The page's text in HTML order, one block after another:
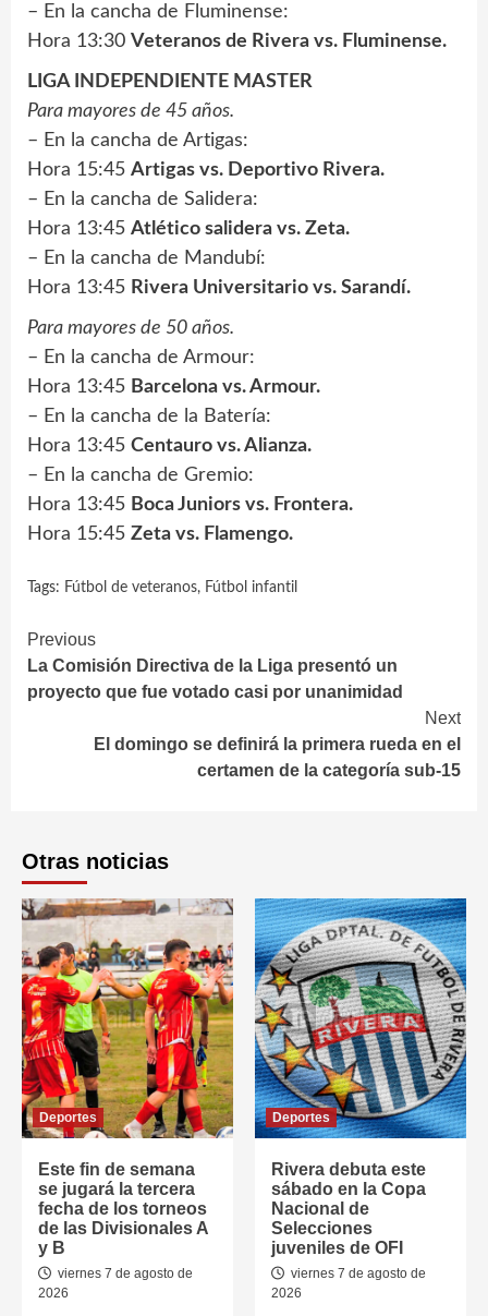
– En la cancha de Fluminense:
Hora 13:30 Veteranos de Rivera vs. Fluminense.
LIGA INDEPENDIENTE MASTER
Para mayores de 45 años.
– En la cancha de Artigas:
Hora 15:45 Artigas vs. Deportivo Rivera.
– En la cancha de Salidera:
Hora 13:45 Atlético salidera vs. Zeta.
– En la cancha de Mandubí:
Hora 13:45 Rivera Universitario vs. Sarandí.
Para mayores de 50 años.
– En la cancha de Armour:
Hora 13:45 Barcelona vs. Armour.
– En la cancha de la Batería:
Hora 13:45 Centauro vs. Alianza.
– En la cancha de Gremio:
Hora 13:45 Boca Juniors vs. Frontera.
Hora 15:45 Zeta vs. Flamengo.
Tags: Fútbol de veteranos, Fútbol infantil
Continue
Reading
Previous
La Comisión Directiva de la Liga presentó un
proyecto que fue votado casi por unanimidad
Next
El domingo se definirá la primera rueda en el
certamen de la categoría sub-15
Otras noticias
Deportes
Este fin de semana
se jugará la tercera
fecha de los torneos
de las Divisionales A
y B
viernes 7 de agosto de
2026
Deportes
Rivera debuta este
sábado en la Copa
Nacional de
Selecciones
juveniles de OFI
viernes 7 de agosto de
2026